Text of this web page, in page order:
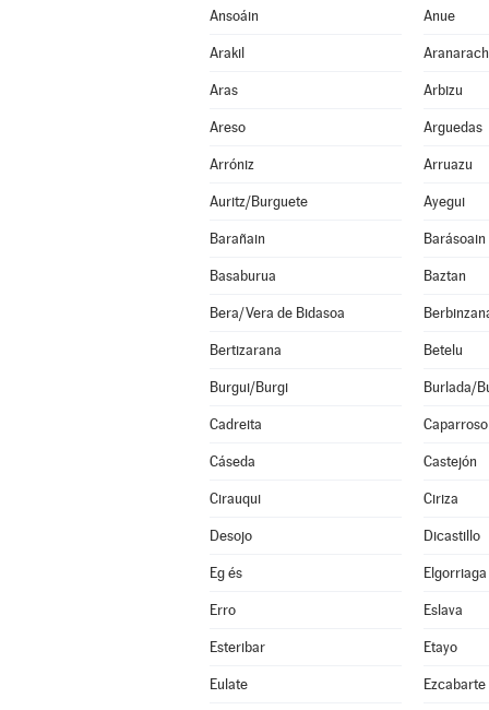
Ansoáin Anue
Arakil
Aras Arbizu
Areso Arguedas
Arróniz Arruazu
Auritz/Burguete Ayegui
Barañain Barásoain
Basaburua Baztan
Bera/Vera de Bidasoa
Bertizarana Betelu
Burgui/Burgi Burlada/
Cadreita Caparroso
Cáseda Castejón
Cirauqui Ciriza
Desojo Dicastillo
Eg és Elgorriaga
Erro Eslava
Esteribar Etayo
Eulate Ezcabarte